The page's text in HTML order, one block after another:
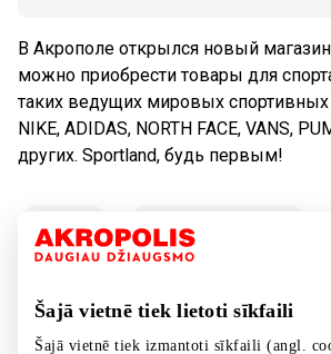
Šajā vietnē tiek lietoti sīkfaili
Šajā vietnē tiek izmantoti sīkfaili (angl.
В Акрополе открылся новый
можно приобрести товары для
таких ведущих мировых
NIKE, ADIDAS, NORTH FACE, VANS,
других. Sportland, будь первым!
Tовары Обувь и галантерея